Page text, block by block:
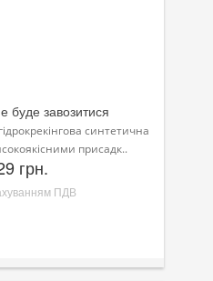
буде завозитися
синтетична
присадк..
грн.
ПДВ